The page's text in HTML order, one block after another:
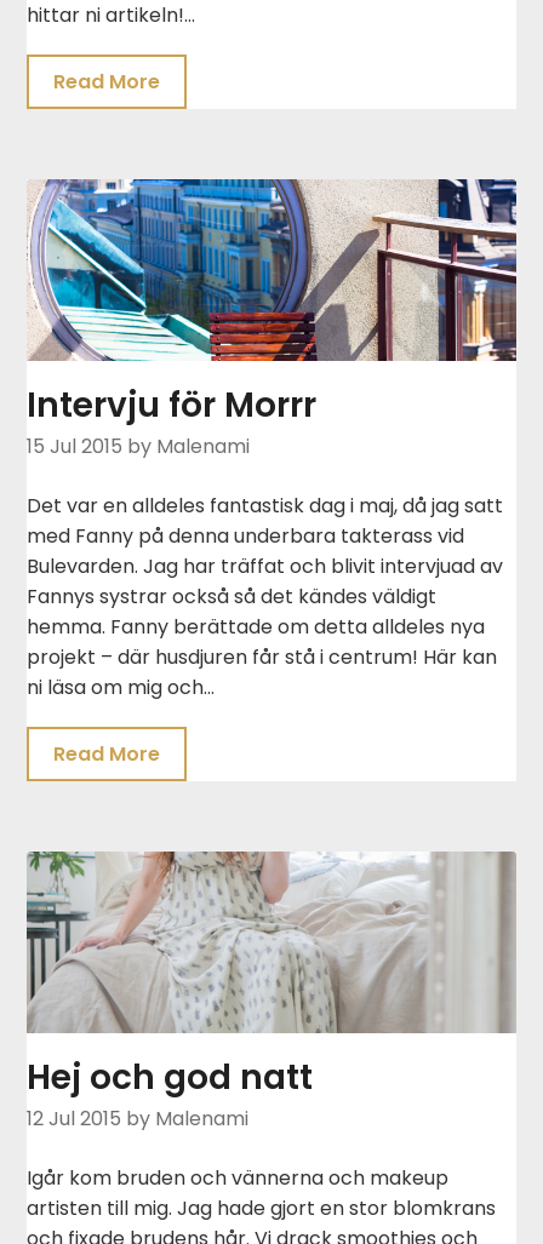
hittar ni artikeln!…
Read More
Intervju för Morrr
15 Jul 2015 by Malenami
Det var en alldeles fantastisk dag i maj, då jag satt
med Fanny på denna underbara takterass vid
Bulevarden. Jag har träffat och blivit intervjuad av
Fannys systrar också så det kändes väldigt
hemma. Fanny berättade om detta alldeles nya
projekt – där husdjuren får stå i centrum! Här kan
ni läsa om mig och…
Read More
Hej och god natt
12 Jul 2015 by Malenami
Igår kom bruden och vännerna och makeup
artisten till mig. Jag hade gjort en stor blomkrans